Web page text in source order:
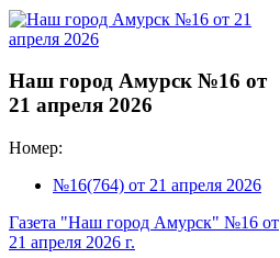
Наш город Амурск №16 от
21 апреля 2026
Номер:
№16(764) от 21 апреля 2026
Газета "Наш город Амурск" №16 от
21 апреля 2026 г.